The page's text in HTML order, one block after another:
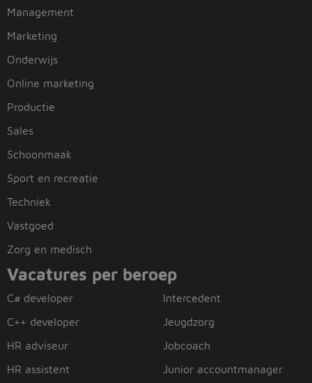
Management
Marketing
Onderwijs
Online marketing
Productie
Sales
Schoonmaak
Sport en recreatie
Techniek
Vastgoed
Zorg en medisch
Vacatures per beroep
C# developer
C++ developer
HR adviseur
HR assistent
Intercedent
Jeugdzorg
Jobcoach
Junior accountmanager